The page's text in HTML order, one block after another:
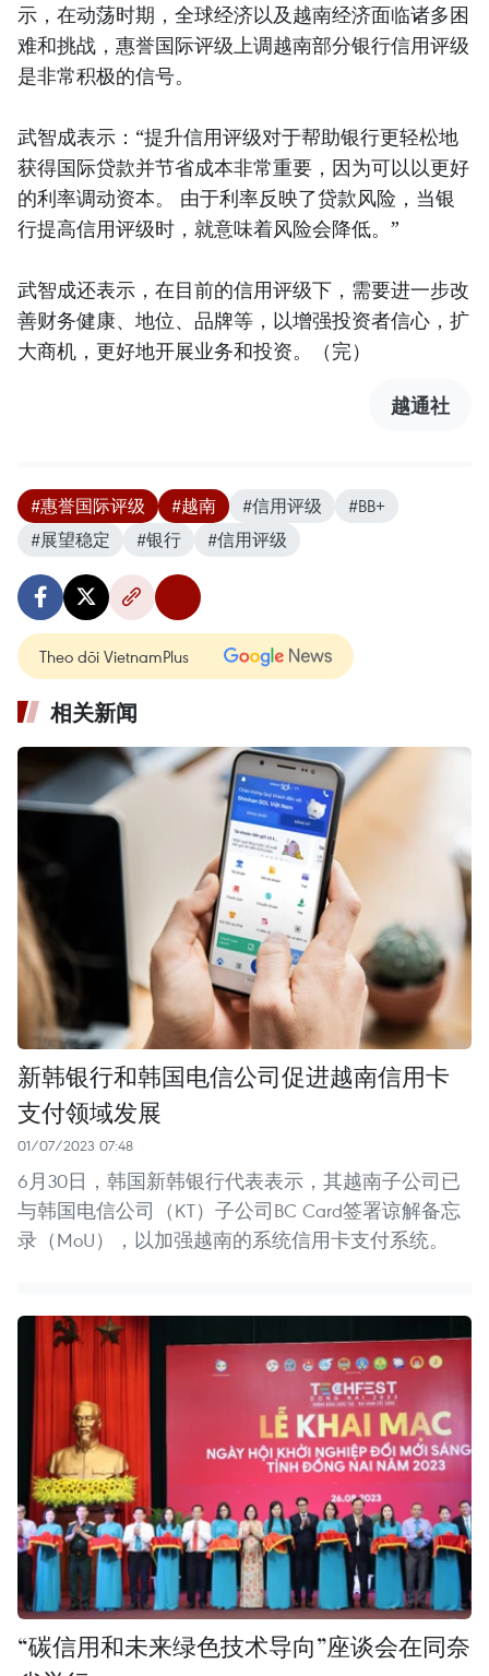
示，在动荡时期，全球经济以及越南经济面临诸多困
难和挑战，惠誉国际评级上调越南部分银行信用评级
是非常积极的信号。
武智成表示：“提升信用评级对于帮助银行更轻松地
获得国际贷款并节省成本非常重要，因为可以以更好
的利率调动资本。 由于利率反映了贷款风险，当银
行提高信用评级时，就意味着风险会降低。”
武智成还表示，在目前的信用评级下，需要进一步改
善财务健康、地位、品牌等，以增强投资者信心，扩
大商机，更好地开展业务和投资。（完）
越通社
#惠誉国际评级 #越南 #信用评级
#BB+
#展望稳定
#银行 #信用评级
Theo dõi VietnamPlus
相关新闻
新韩银行和韩国电信公司促进越南信用卡
支付领域发展
01/07/2023 07:48
6月30日，韩国新韩银行代表表示，其越南子公司已
与韩国电信公司（KT）子公司BC Card签署谅解备忘
录（MoU），以加强越南的系统信用卡支付系统。
“碳信用和未来绿色技术导向”座谈会在同奈